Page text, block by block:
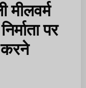
मीलवर्म
पर
करने